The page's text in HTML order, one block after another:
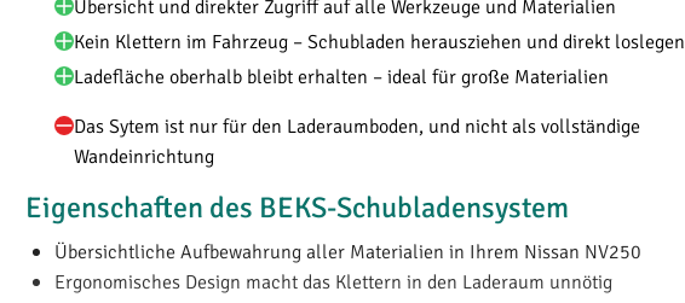
Übersicht und direkter Zugriff auf alle Werkzeuge und Materialien
Kein Klettern im Fahrzeug – Schubladen herausziehen und direkt loslegen
Ladefläche oberhalb bleibt erhalten – ideal für große Materialien
Das Sytem ist nur für den Laderaumboden, und nicht als vollständige
Wandeinrichtung
Eigenschaften des BEKS-Schubladensystem
Übersichtliche Aufbewahrung aller Materialien in Ihrem Nissan NV250
Ergonomisches Design macht das Klettern in den Laderaum unnötig